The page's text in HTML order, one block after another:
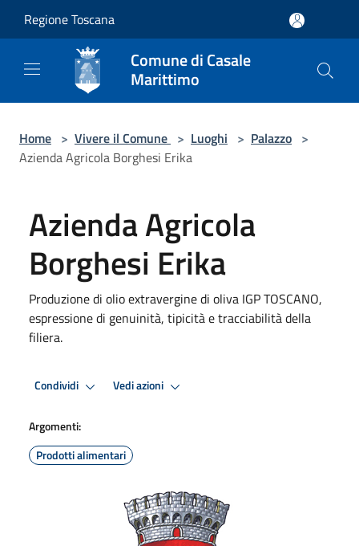
Regione Toscana
Comune di Casale
Marittimo
Home > Vivere il Comune > Luoghi > Palazzo >
Azienda Agricola Borghesi Erika
Azienda Agricola
Borghesi Erika
Produzione di olio extravergine di oliva IGP TOSCANO,
espressione di genuinità, tipicità e tracciabilità della
filiera.
Condividi Vedi azioni
Argomenti:
Prodotti alimentari